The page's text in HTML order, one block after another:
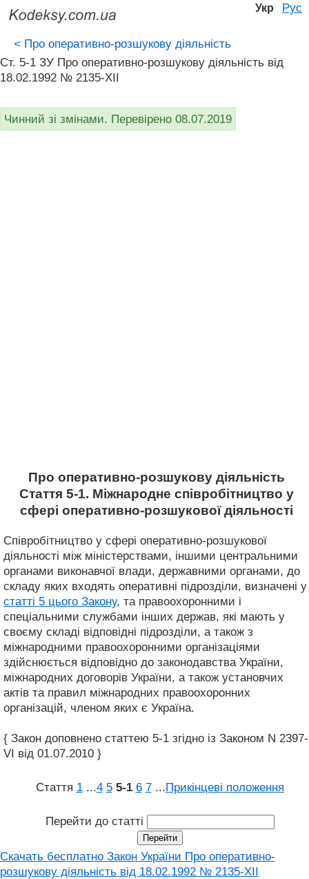
Укр Рус
< Про оперативно-розшукову діяльність
Ст. 5-1 ЗУ Про оперативно-розшукову діяльність вiд
18.02.1992 № 2135-XII
Чинний зі змінами. Перевірено 08.07.2019
Про оперативно-розшукову діяльність
Стаття 5-1. Міжнародне співробітництво у
сфері оперативно-розшукової діяльності
Співробітництво у сфері оперативно-розшукової
діяльності між міністерствами, іншими центральними
органами виконавчої влади, державними органами, до
складу яких входять оперативні підрозділи, визначені у
статті 5 цього Закону, та правоохоронними і
спеціальними службами інших держав, які мають у
своєму складі відповідні підрозділи, а також з
міжнародними правоохоронними організаціями
здійснюється відповідно до законодавства України,
міжнародних договорів України, а також установчих
актів та правил міжнародних правоохоронних
організацій, членом яких є Україна.
{ Закон доповнено статтею 5-1 згідно із Законом N 2397-
VI від 01.07.2010 }
Стаття 1 ...4 5 5‑1 6 7 ...Прикінцеві положення
Перейти до статті
Скачать бесплатно Закон України Про оперативно-
розшукову діяльність вiд 18.02.1992 № 2135-XII